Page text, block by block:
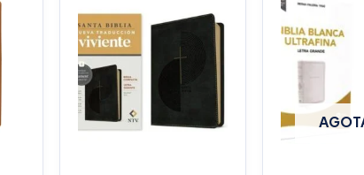
$151.050.
$145.200.
$137.940.